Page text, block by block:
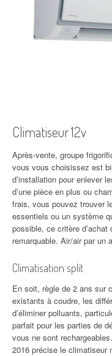
Climatiseur 12v
Après-vente, groupe
vous vous choisissez est
d’installation pour enlever
d’une pièce en plus ou
frais, vous pouvez trouver
essentiels ou un système
possible, ce critère
remarquable. Air/air par un
Climatisation split
En soit, règle de 2 ans sur
existants à coudre, les
d’éliminer polluants,
parfait pour les parties de
vous ne sont
2016 précise le climatiseur